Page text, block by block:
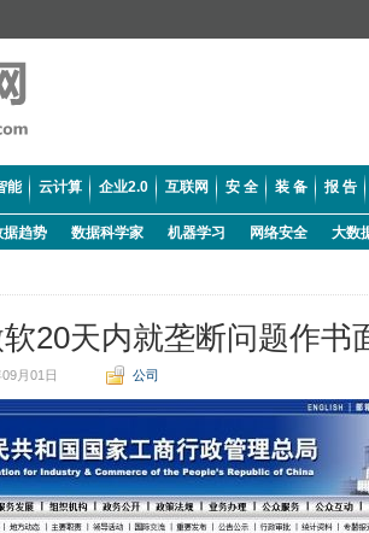
能 云计算 企业2.0 互联网 安 全 装 备 报 告
据趋势 数据科学家 机器学习 网络安全 大数
20天内就垄断问题作书
月01日 公司